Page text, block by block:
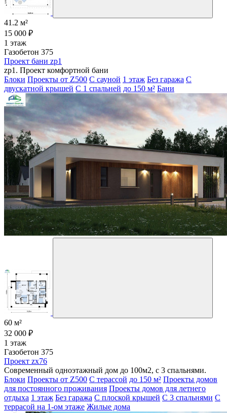
41.2 м²
15 000 ₽
1 этаж
Газобетон 375
Проект бани zp1
zp1. Проект комфортной бани
Блоки Проекты от Z500 С сауной 1 этаж Без гаража С
двускатной крышей С 1 спальней до 150 м² Бани
60 м²
32 000 ₽
1 этаж
Газобетон 375
Проект zx76
Современный одноэтажный дом до 100м2, с 3 спальнями.
Блоки Проекты от Z500 С терассой до 150 м² Проекты домов
для постоянного проживания Проекты домов для летнего
отдыха 1 этаж Без гаража С плоской крышей С 3 спальнями С
террасой на 1-ом этаже Жилые дома